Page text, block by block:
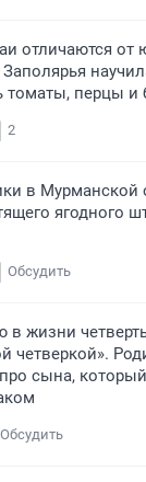
отличаются от
томаты, перцы и
2
в Мурманской
ягодного
Обсудить
жизни
четверкой».
про сына,
Обсудить